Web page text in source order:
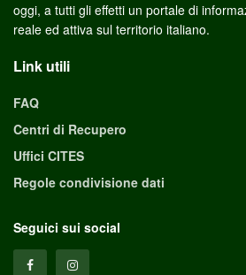
oggi, a tutti gli effetti un portale di
reale ed attiva sul territorio italiano.
Link utili
FAQ
Centri di Recupero
Uffici CITES
Regole condivisione dati
Seguici sui social